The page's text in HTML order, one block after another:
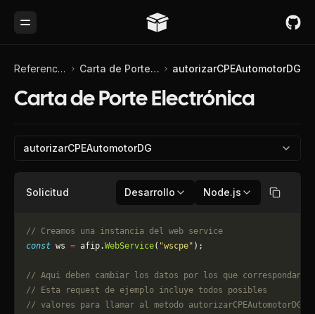
Toggle Menu
Referencia de API Carta de Porte Electrónica autorizarCPEAutomotorDG
Carta de Porte Electrónica
autorizarCPEAutomotorDG
Solicitud Desarrollo Node.js Copiar
// Creamos una instancia del web service
const ws = afip.WebService( "wscpe" );
// Aqui deben cambiar los datos por los que correspondan.
// Esta request de ejemplo incluye todos posibles
// valores para llamar al metodo autorizarCPEAutomotorDG,